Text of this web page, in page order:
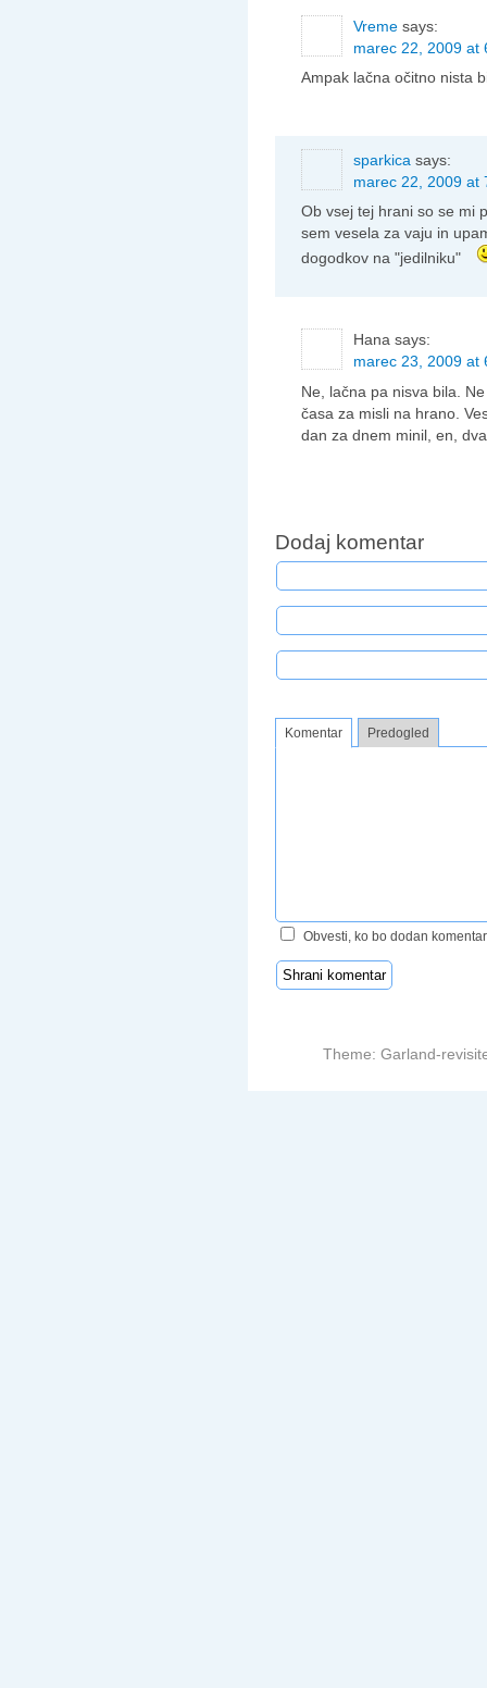
Vreme says:
marec 22, 2009 at
Ampak lačna očitno nista
sparkica says:
marec 22, 2009 at
Ob vsej tej hrani so se mi
sem vesela za vaju in
dogodkov na "jedilniku"
Hana says:
marec 23, 2009 at
Ne, lačna pa nisva bila.
časa za misli na hrano.
dan za dnem minil, en,
Dodaj komentar
Komentar Predogled
Obvesti, ko bo dodan komentar
Theme: Garland-